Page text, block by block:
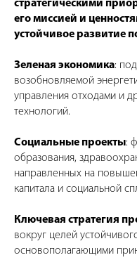
стратегическими
его миссией и
устойчивое развитие
Зеленая экономика:
возобновляемой
управления отходами и
технологий.
Социальные проекты:
образования,
направленных на
капитала и социальной
Ключевая стратегия
вокруг целей
основополагающими